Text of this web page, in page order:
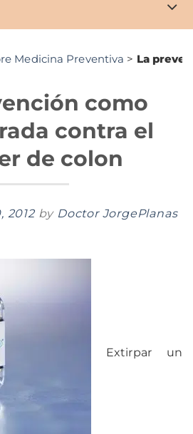
Medicina Preventiva > La
como
contra el
de colon
2012 by Doctor JorgePlanas
Extirpar un